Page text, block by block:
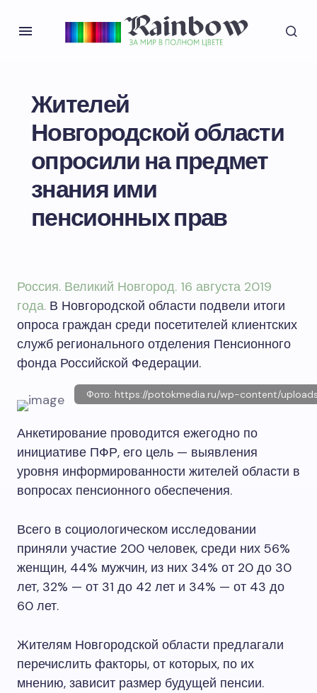
Жителей
Новгородской области
опросили на предмет
знания ими
пенсионных прав
Россия. Великий Новгород. 16 августа 2019
года. В Новгородской области подвели итоги
опроса граждан среди посетителей клиентских
служб регионального отделения Пенсионного
фонда Российской Федерации.
Фото: https://potokmedia.ru/wp-content/
Анкетирование проводится ежегодно по
инициативе ПФР, его цель — выявления
уровня информированности жителей области в
вопросах пенсионного обеспечения.
Всего в социологическом исследовании
приняли участие 200 человек, среди них 56%
женщин, 44% мужчин, из них 34% от 20 до 30
лет, 32% — от 31 до 42 лет и 34% — от 43 до
60 лет.
Жителям Новгородской области предлагали
перечислить факторы, от которых, по их
мнению, зависит размер будущей пенсии.